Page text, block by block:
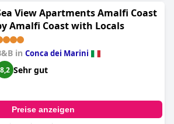
View Apartments Amalfi Coast
Amalfi Coast with Locals
in Conca dei Marini
8,2 Sehr gut
Preise anzeigen